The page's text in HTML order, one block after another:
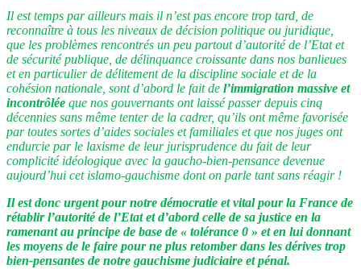
Il est temps par ailleurs mais il n’est pas encore trop tard, de
reconnaître à tous les niveaux de décision politique ou juridique,
que les problèmes rencontrés un peu partout d’autorité de l’Etat et
de sécurité publique, de délinquance croissante dans nos banlieues
et en particulier de délitement de la discipline sociale et de la
cohésion nationale, sont d’abord le fait de l’immigration massive et
incontrôlée que nos gouvernants ont laissé passer depuis cinq
décennies sans même tenter de la cadrer, qu’ils ont même favorisée
par toutes sortes d’aides sociales et familiales et que nos juges ont
endurcie par le laxisme de leur jurisprudence du fait de leur
complicité idéologique avec la gaucho-bien-pensance devenue
aujourd’hui cet islamo-gauchisme dont on parle tant sans réagir !
Il est donc urgent pour notre démocratie et vital pour la France de
rétablir l’autorité de l’Etat et d’abord celle de sa justice en la
ramenant au principe de base de « tolérance 0 » et en lui donnant
les moyens de le faire pour ne plus retomber dans les dérives trop
bien-pensantes de notre gauchisme judiciaire et pénal.